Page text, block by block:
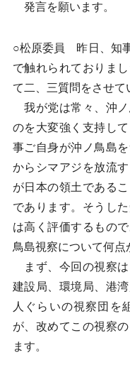
発言を願います。
○松原委員 昨日、知
で触れられておりま
て二、三質問をさせて
我が党は常々、沖ノ
のを大変強く支持し
事ご自身が沖ノ鳥島
からシマアジを放流
が日本の領土である
であります。そうし
は高く評価するもの
鳥島視察について何点
まず、今回の視察は
建設局、環境局、港
人ぐらいの視察団を
が、改めてこの視察
ます。